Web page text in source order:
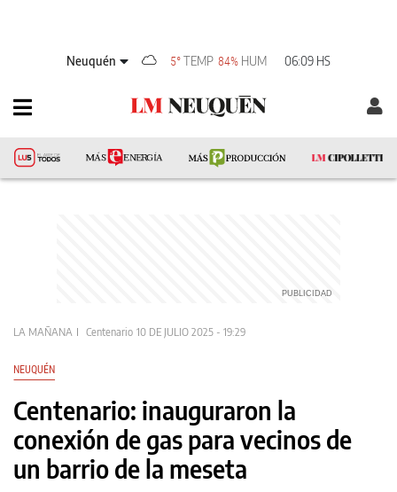
Neuquén 5° TEMP 84% HUM 06:09 HS
LA MAÑANA Centenario 10 DE JULIO 2025 - 19:29
NEUQUÉN
Centenario: inauguraron la
conexión de gas para vecinos de
un barrio de la meseta